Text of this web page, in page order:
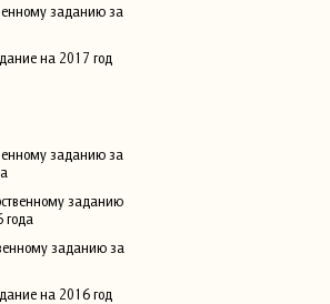
заданию за
на 2017 год
заданию за
заданию
года
заданию за
на 2016 год